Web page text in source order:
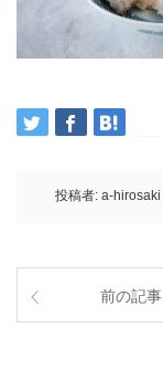
投稿者: a-hirosaki
前の記事